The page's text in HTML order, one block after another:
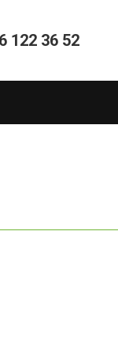
122 36 52